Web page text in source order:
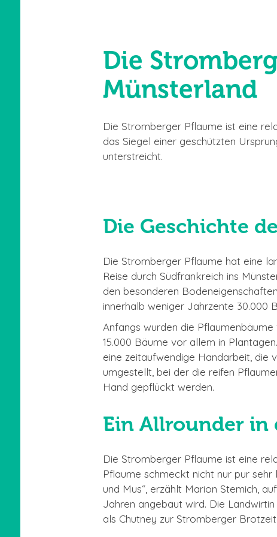
Die
Münsterland
Die Stromberger Pflaume ist eine
das Siegel einer geschützten
unterstreicht.
Die Geschichte
Die Stromberger Pflaume hat eine
Reise durch Südfrankreich ins
den besonderen
innerhalb weniger Jahrzente 30.000
Anfangs wurden die
15.000 Bäume vor allem in
eine zeitaufwendige Handarbeit, die
umgestellt, bei der die reifen
Hand gepflückt werden.
Ein Allrounder in
Die Stromberger Pflaume ist eine
Pflaume schmeckt nicht nur pur
und Mus“, erzählt Marion Stemich,
Jahren angebaut wird. Die
als Chutney zur Stromberger Brotzeit.